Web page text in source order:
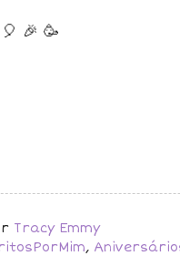
🎉 🥳
Tracy Emmy
,